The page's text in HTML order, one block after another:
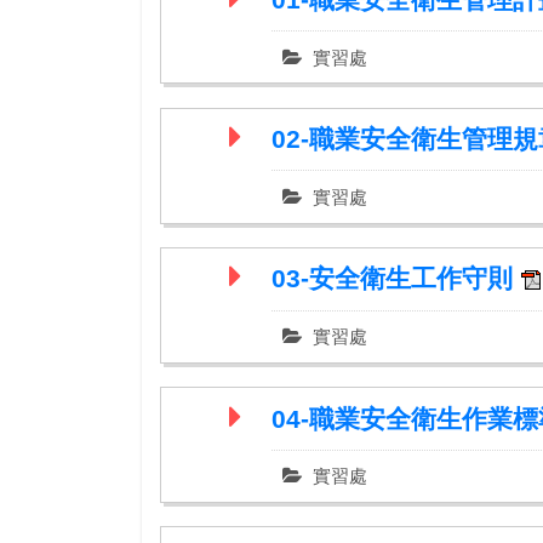
實習處
02-職業安全衛生管理
實習處
03-安全衛生工作守則
實習處
04-職業安全衛生作業
實習處